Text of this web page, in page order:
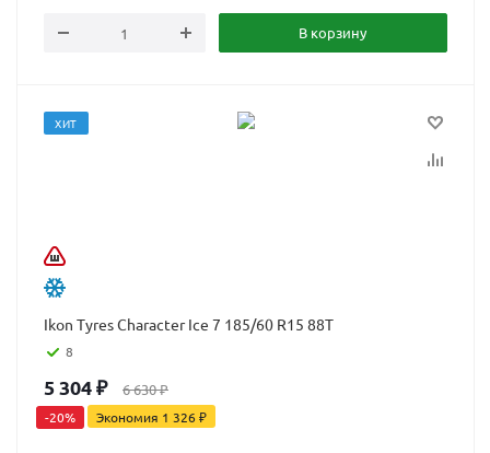
В корзину
ХИТ
Ikon Tyres Character Ice 7 185/60 R15 88T
8
5 304₽ 6 630₽
-20% Экономия 1 326₽